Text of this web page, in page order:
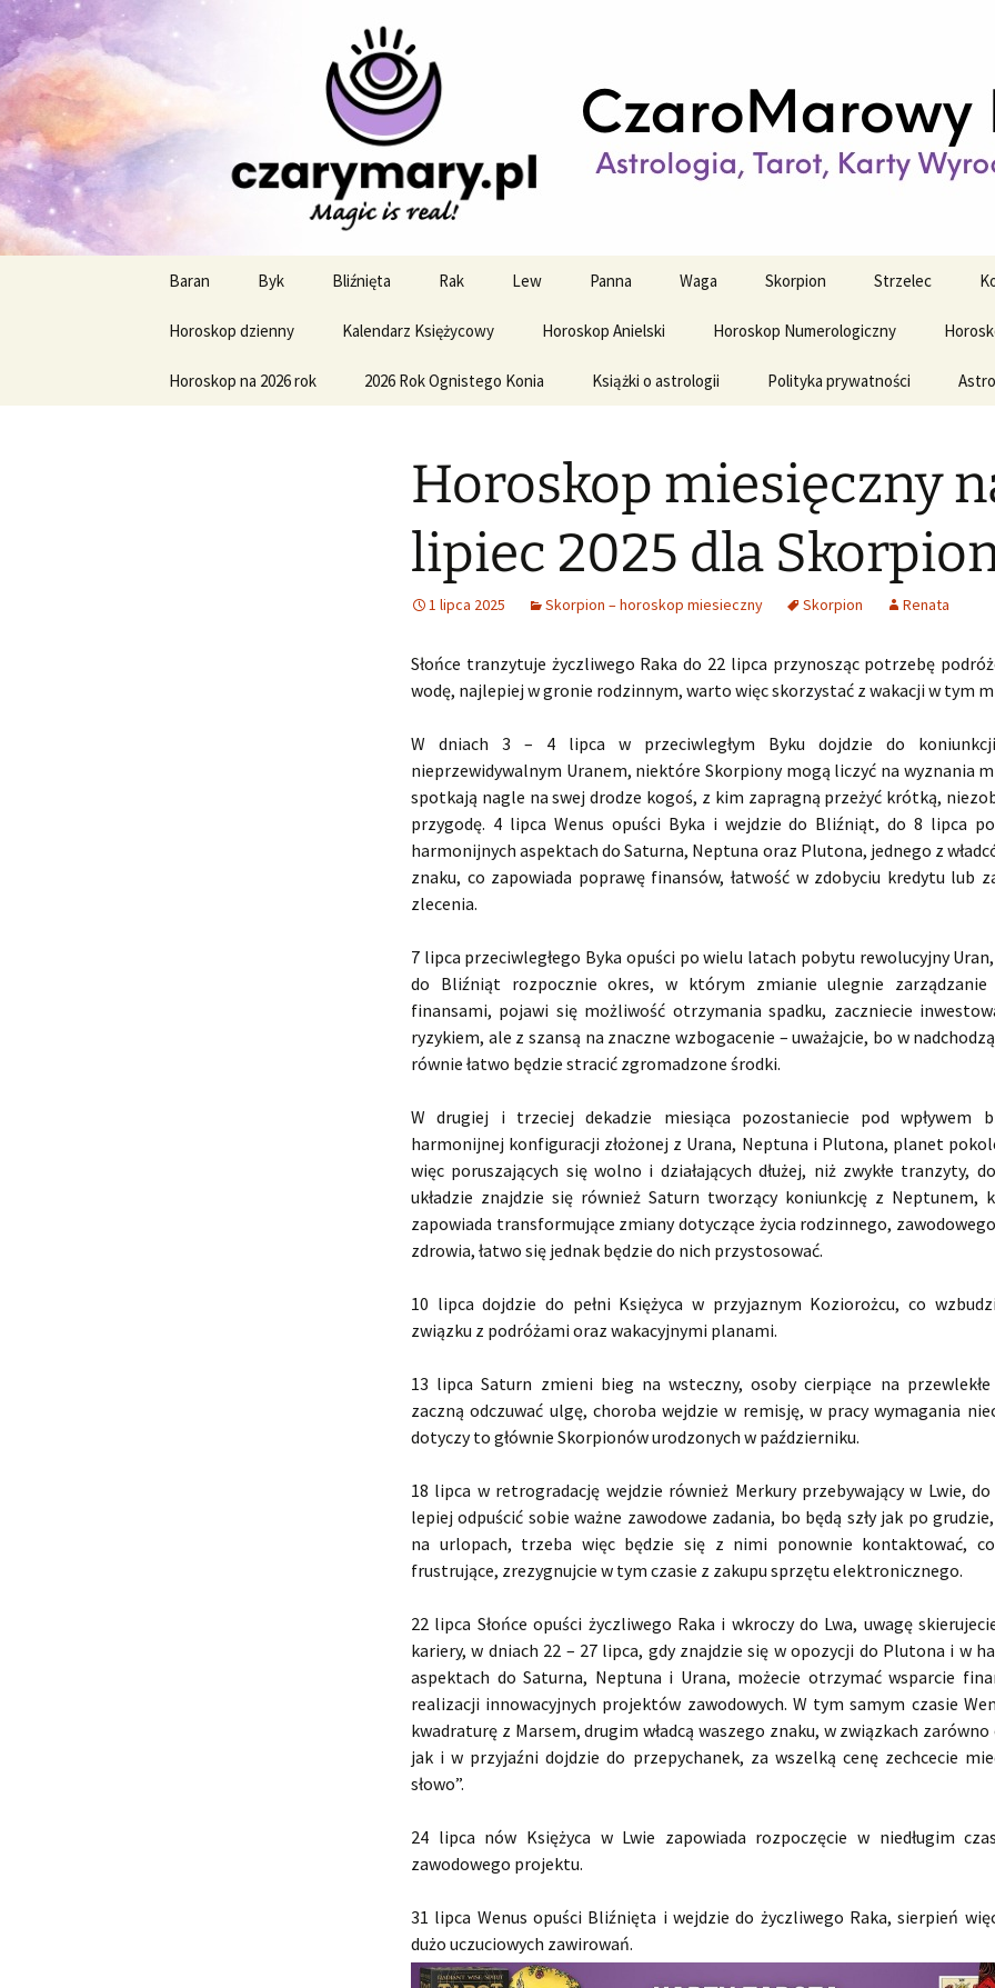
CzaroMarowy horoskop
miesięczny i tygodniowy
Profesjonalne przepowiednie astrologiczne
treści
Baran Byk Bliźnięta Rak Lew Panna Waga Skorpion Strzelec
Horoskop dzienny Kalendarz Księżycowy Horoskop Anielski Horoskop Numerologiczny
Horoskop na 2026 rok 2026 Rok Ognistego Konia Książki o astrologii Polityka prywatności
Horoskop miesięczny
lipiec 2025 dla
1 lipca 2025 Skorpion – horoskop miesieczny Skorpion Renata
Słońce tranzytuje życzliwego Raka do 22 lipca przynosząc potrzebę
wodę, najlepiej w gronie rodzinnym, warto więc skorzystać z wakacji w tym
W dniach 3 – 4 lipca w przeciwległym Byku dojdzie do
nieprzewidywalnym Uranem, niektóre Skorpiony mogą liczyć na wyznania
spotkają nagle na swej drodze kogoś, z kim zapragną przeżyć krótką,
przygodę. 4 lipca Wenus opuści Byka i wejdzie do Bliźniąt, do 8 lipca
harmonijnych aspektach do Saturna, Neptuna oraz Plutona, jednego z
znaku, co zapowiada poprawę finansów, łatwość w zdobyciu kredytu lub
zlecenia.
7 lipca przeciwległego Byka opuści po wielu latach pobytu rewolucyjny
do Bliźniąt rozpocznie okres, w którym zmianie ulegnie zarządzanie
finansami, pojawi się możliwość otrzymania spadku, zaczniecie
ryzykiem, ale z szansą na znaczne wzbogacenie – uważajcie, bo w
równie łatwo będzie stracić zgromadzone środki.
W drugiej i trzeciej dekadzie miesiąca pozostaniecie pod wpływem
harmonijnej konfiguracji złożonej z Urana, Neptuna i Plutona, planet
więc poruszających się wolno i działających dłużej, niż zwykłe tranzyty,
układzie znajdzie się również Saturn tworzący koniunkcję z Neptunem,
zapowiada transformujące zmiany dotyczące życia rodzinnego,
zdrowia, łatwo się jednak będzie do nich przystosować.
10 lipca dojdzie do pełni Księżyca w przyjaznym Koziorożcu, co
związku z podróżami oraz wakacyjnymi planami.
13 lipca Saturn zmieni bieg na wsteczny, osoby cierpiące na przewlekłe
zaczną odczuwać ulgę, choroba wejdzie w remisję, w pracy wymagania
dotyczy to głównie Skorpionów urodzonych w październiku.
18 lipca w retrogradację wejdzie również Merkury przebywający w Lwie,
lepiej odpuścić sobie ważne zawodowe zadania, bo będą szły jak po
na urlopach, trzeba więc będzie się z nimi ponownie kontaktować,
frustrujące, zrezygnujcie w tym czasie z zakupu sprzętu elektronicznego.
22 lipca Słońce opuści życzliwego Raka i wkroczy do Lwa, uwagę
kariery, w dniach 22 – 27 lipca, gdy znajdzie się w opozycji do Plutona i w
aspektach do Saturna, Neptuna i Urana, możecie otrzymać wsparcie
realizacji innowacyjnych projektów zawodowych. W tym samym czasie
kwadraturę z Marsem, drugim władcą waszego znaku, w związkach
jak i w przyjaźni dojdzie do przepychanek, za wszelką cenę zechcecie
słowo”.
24 lipca nów Księżyca w Lwie zapowiada rozpoczęcie w niedługim
zawodowego projektu.
31 lipca Wenus opuści Bliźnięta i wejdzie do życzliwego Raka, sierpień
dużo uczuciowych zawirowań.